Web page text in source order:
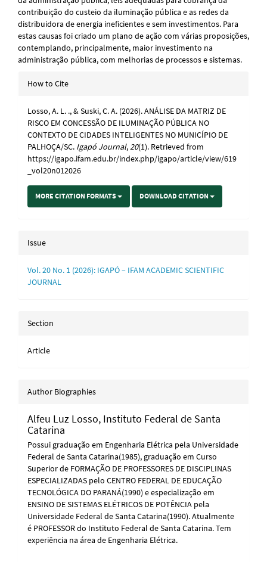
contribuição do custeio da iluminação pública e as redes da
distribuidora de energia ineficientes e sem investimentos. Para
estas causas foi criado um plano de ação com várias proposições,
contemplando, principalmente, maior investimento na
administração pública, com melhorias de processos e sistemas.
Article
How to Cite
Losso, A. L. ., & Suski, C. A. (2026). ANÁLISE DA MATRIZ DE
RISCO EM CONCESSÃO DE ILUMINAÇÃO PÚBLICA NO
CONTEXTO DE CIDADES INTELIGENTES NO MUNICÍPIO DE
PALHOÇA/SC. Igapó Journal,20(1). Retrieved from
https://igapo.ifam.edu.br/index.php/igapo/article/view/619
_vol20n012026
MORE CITATION FORMATS DOWNLOAD CITATION
Issue
Vol. 20 No. 1 (2026): IGAPÓ – IFAM ACADEMIC SCIENTIFIC
JOURNAL
Section
Article
Author Biographies
Alfeu Luz Losso, Instituto Federal de Santa
Catarina
Possui graduação em Engenharia Elétrica pela Universidade
Federal de Santa Catarina(1985), graduação em Curso
Superior de FORMAÇÃO DE PROFESSORES DE DISCIPLINAS
ESPECIALIZADAS pelo CENTRO FEDERAL DE EDUCAÇÃO
TECNOLÓGICA DO PARANÁ(1990) e especialização em
ENSINO DE SISTEMAS ELÉTRICOS DE POTÊNCIA pela
Universidade Federal de Santa Catarina(1990). Atualmente
é PROFESSOR do Instituto Federal de Santa Catarina. Tem
experiência na área de Engenharia Elétrica.